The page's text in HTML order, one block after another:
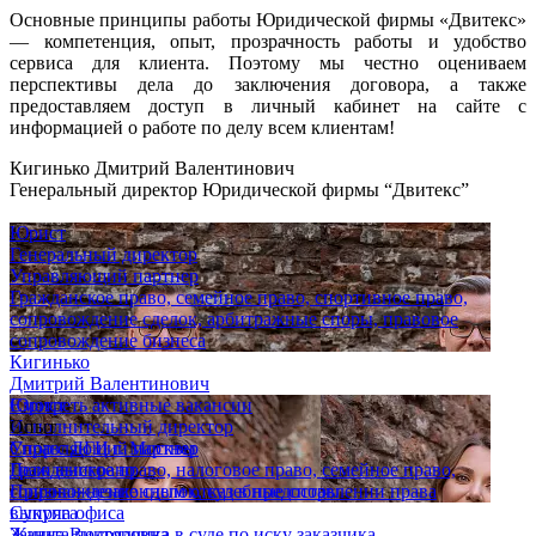
Основные принципы работы Юридической фирмы «Двитекс»
— компетенция, опыт, прозрачность работы и удобство
сервиса для клиента. Поэтому мы честно оцениваем
перспективы дела до заключения договора, а также
предоставляем доступ в личный кабинет на сайте с
информацией о работе по делу всем клиентам!
Кигинько Дмитрий Валентинович
Генеральный директор Юридической фирмы “Двитекс”
Юрист
Генеральный директор
Управляющий партнер
Гражданское право, семейное право, спортивное право,
сопровождение сделок, арбитражные споры, правовое
сопровождение бизнеса
Кигинько
Дмитрий Валентинович
Юрист
Исполнительный директор
Управляющий партнер
Гражданское право, налоговое право, семейное право,
сопровождение сделок, судебные споры
Супряга
Смотреть активные вакансии
Опыт
Спор с ДГИ г. Москвы
Дело выиграно
Признан незаконным отказ в предоставлении права
выкупа офиса